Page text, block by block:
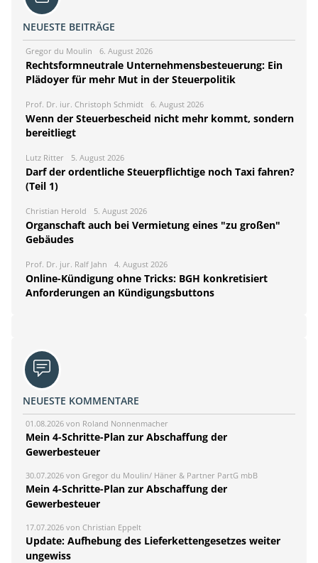
NEUESTE BEITRÄGE
Gregor du Moulin 6. August 2026
Rechtsformneutrale Unternehmensbesteuerung: Ein
Plädoyer für mehr Mut in der Steuerpolitik
Prof. Dr. iur. Christoph Schmidt 6. August 2026
Wenn der Steuerbescheid nicht mehr kommt, sondern
bereitliegt
Lutz Ritter 5. August 2026
Darf der ordentliche Steuerpflichtige noch Taxi fahren?
(Teil 1)
Christian Herold 5. August 2026
Organschaft auch bei Vermietung eines "zu großen"
Gebäudes
Prof. Dr. jur. Ralf Jahn 4. August 2026
Online-Kündigung ohne Tricks: BGH konkretisiert
Anforderungen an Kündigungsbuttons
NEUESTE KOMMENTARE
01.08.2026 von Roland Nonnenmacher
Mein 4-Schritte-Plan zur Abschaffung der
Gewerbesteuer
30.07.2026 von Gregor du Moulin/ Häner & Partner PartG mbB
Mein 4-Schritte-Plan zur Abschaffung der
Gewerbesteuer
17.07.2026 von Christian Eppelt
Update: Aufhebung des Lieferkettengesetzes weiter
ungewiss